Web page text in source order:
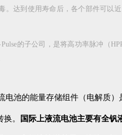
达到使用寿命后，各个部件可以近
的子公司，是将高功率脉冲（
电池的能量存储组件（电解质
。
国际上液流电池主要有全钒